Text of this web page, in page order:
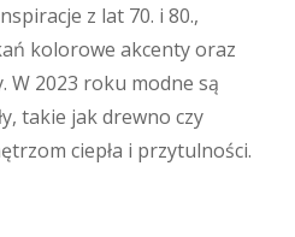
z lat 70. i 80.,
kolorowe akcenty oraz
W 2023 roku modne są
takie jak drewno czy
ciepła i przytulności.